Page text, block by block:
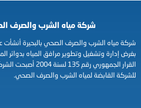
شركة مياه الشرب والصرف
بغرض إدارة وتشغيل وتطوير مرافق المياه بدوائر
القرار الجمهوري رقم
للشركة القابضة لمياه الشرب والصرف الصحي.